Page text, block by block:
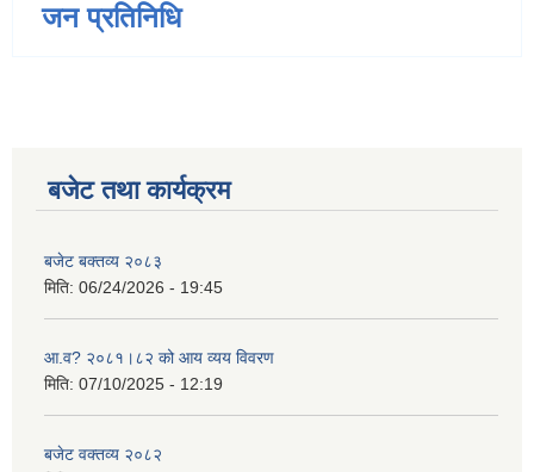
जन प्रतिनिधि
बजेट तथा कार्यक्रम
बजेट बक्तव्य २०८३
मिति: 06/24/2026 - 19:45
आ.व? २०८१।८२ को आय व्यय विवरण
मिति: 07/10/2025 - 12:19
बजेट वक्तव्य २०८२